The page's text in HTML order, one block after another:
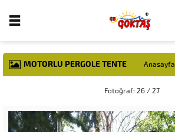
MOTORLU PERGOLE TENTE Anasayfa
Fotoğraf: 26 / 27